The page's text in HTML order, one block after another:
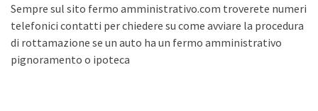
Sempre sul sito fermo amministrativo.com troverete numeri
telefonici contatti per chiedere su come avviare la procedura
di rottamazione se un auto ha un fermo amministrativo
pignoramento o ipoteca